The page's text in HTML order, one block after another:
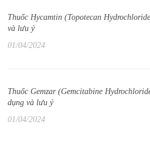
Thuốc Hycamtin (Topotecan
và lưu ý
01/04/2024
Thuốc Gemzar (Gemcitabine
dụng và lưu ý
01/04/2024